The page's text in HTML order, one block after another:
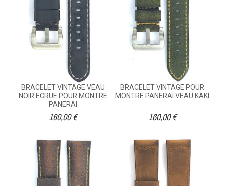
BRACELET VINTAGE VEAU
NOIR ECRUE POUR MONTRE
PANERAI
160,00 €
BRACELET VINTAGE POUR
MONTRE PANERAI VEAU KAKI
160,00 €